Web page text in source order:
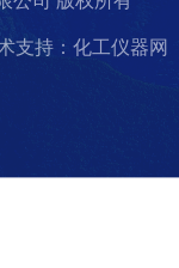
支持：化工仪器网